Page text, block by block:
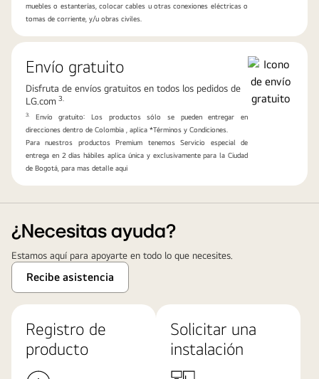
muebles o estanterías, colocar cables u otras conexiones eléctricas o
tomas de corriente, y/u obras civiles.
Envío gratuito
Disfruta de envíos gratuitos en todos los pedidos de
LG.com 3.
3. Envío gratuito: Los productos sólo se pueden entregar en
direcciones dentro de Colombia , aplica *Términos y Condiciones.
Para nuestros productos Premium tenemos Servicio especial de
entrega en 2 días hábiles aplica única y exclusivamente para la Ciudad
de Bogotá, para mas detalle aqui
¿Necesitas ayuda?
Estamos aquí para apoyarte en todo lo que necesites.
Recibe asistencia
Registro de
producto
Solicitar una
instalación